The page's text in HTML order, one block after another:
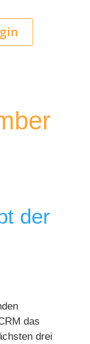
der
das
drei